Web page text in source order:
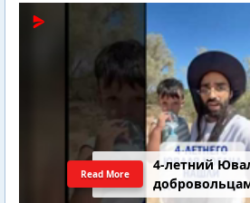
4-летний
Read More